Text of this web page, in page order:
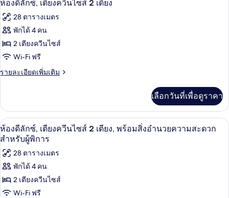
ผู้
พิการ
สำหรับ
ผู้
พิการ
ควีน
ไซส์
1
เตียง
ลัก
ซ์,
ควีน
ไซส์
เตียง
ภาพถ่าย
ทั้งหมด
ของ
ห้อง
ดี
ซ์,
เตียง
ควีน
ไซส์
2
เตียง
ห้องดีลักซ์, เตียงควีนไซส์ 2 เตียง
28 ตารางเมตร
พักได้ 4 คน
2 เตียงควีนไซส์
Wi-Fi ฟรี
รายละเอียดเพิ่มเติม
ราย
เกี่ยว
กับ
ห้อง
ดี
ซ์,
เตียง
ไซส์
2
เลือกวันที่เพื่อดูราคา
เปิด
ภาพถ่าย
ทั้งหมด
ของ
ห้อง
เครื่องนอนระดับพรีเมียม, ผ้านวมขนเ
7
ห้องดีลักซ์, เตียงควีนไซส์ 2 เตียง, พร้อมสิ่งอำนวยความสะดวก
สำหรับผู้พิการ
28 ตารางเมตร
พักได้ 4 คน
2 เตียงควีนไซส์
Wi-Fi ฟรี